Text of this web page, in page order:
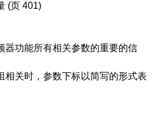
(页 401)
器功能所有相关参数的重要的信
相关时，参数下标以简写的形式表